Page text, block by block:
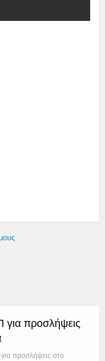
για προσλήψεις
προσλήψεις στο